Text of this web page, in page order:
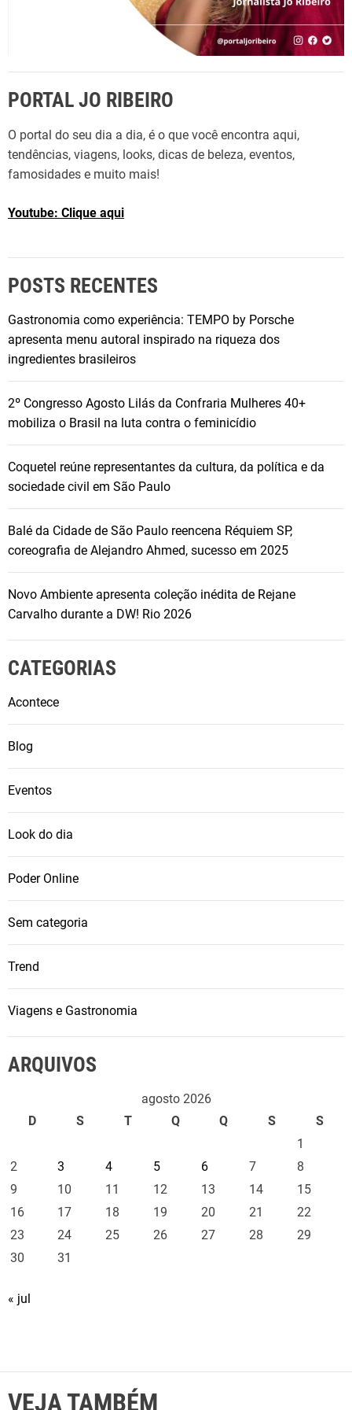
PORTAL JO RIBEIRO
O portal do seu dia a dia, é o que você encontra aqui,
tendências, viagens, looks, dicas de beleza, eventos,
famosidades e muito mais!
Youtube: Clique aqui
POSTS RECENTES
Gastronomia como experiência: TEMPO by Porsche
apresenta menu autoral inspirado na riqueza dos
ingredientes brasileiros
2º Congresso Agosto Lilás da Confraria Mulheres 40+
mobiliza o Brasil na luta contra o feminicídio
Coquetel reúne representantes da cultura, da política e da
sociedade civil em São Paulo
Balé da Cidade de São Paulo reencena Réquiem SP,
coreografia de Alejandro Ahmed, sucesso em 2025
Novo Ambiente apresenta coleção inédita de Rejane
Carvalho durante a DW! Rio 2026
CATEGORIAS
Acontece
Blog
Eventos
Look do dia
Poder Online
Sem categoria
Trend
Viagens e Gastronomia
ARQUIVOS
agosto 2026
D
S T Q Q S
S
1
2
3 4 5 6 7
8
9
10 11 12 13 14
15
16
17 18 19 20 21
22
23
24 25 26 27 28
29
30
31
« jul
VEJA TAMBÉM